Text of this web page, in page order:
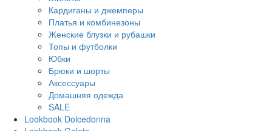
Кардиганы и джемперы
Платья и комбинезоны
Женские блузки и рубашки
Топы и футболки
Юбки
Брюки и шорты
Аксессуары
Домашняя одежда
SALE
Lookbook Dolcedonna